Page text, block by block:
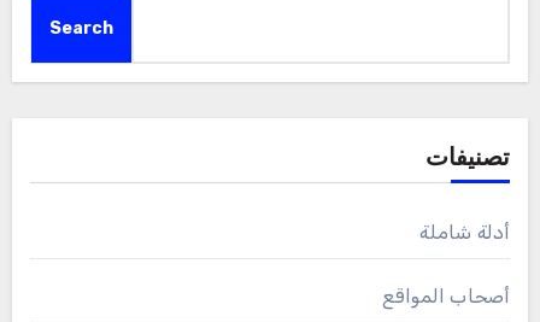
Search
تصنيفات
أدلة شاملة
أصحاب المواقع